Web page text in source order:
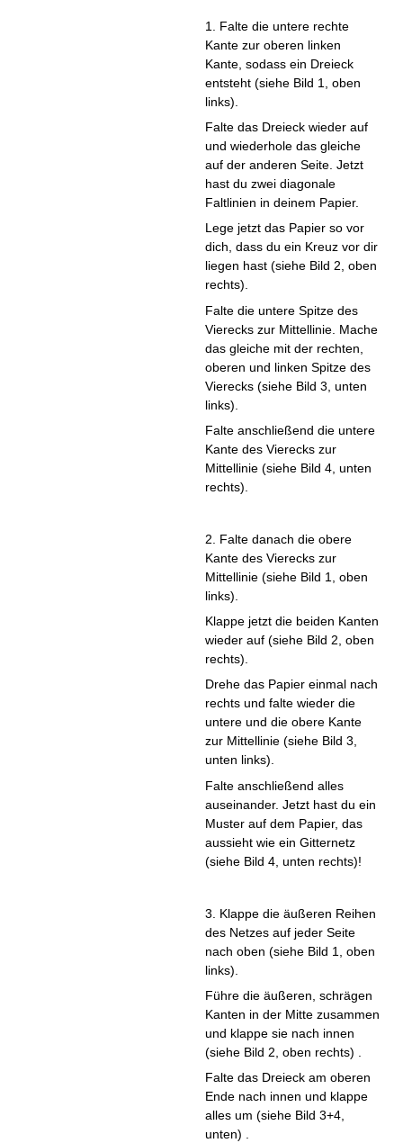
1. Falte die untere rechte
Kante zur oberen linken
Kante, sodass ein Dreieck
entsteht (siehe Bild 1, oben
links).
Falte das Dreieck wieder auf
und wiederhole das gleiche
auf der anderen Seite. Jetzt
hast du zwei diagonale
Faltlinien in deinem Papier.
Lege jetzt das Papier so vor
dich, dass du ein Kreuz vor dir
liegen hast (siehe Bild 2, oben
rechts).
Falte die untere Spitze des
Vierecks zur Mittellinie. Mache
das gleiche mit der rechten,
oberen und linken Spitze des
Vierecks (siehe Bild 3, unten
links).
Falte anschließend die untere
Kante des Vierecks zur
Mittellinie (siehe Bild 4, unten
rechts).
2. Falte danach die obere
Kante des Vierecks zur
Mittellinie (siehe Bild 1, oben
links).
Klappe jetzt die beiden Kanten
wieder auf (siehe Bild 2, oben
rechts).
Drehe das Papier einmal nach
rechts und falte wieder die
untere und die obere Kante
zur Mittellinie (siehe Bild 3,
unten links).
Falte anschließend alles
auseinander. Jetzt hast du ein
Muster auf dem Papier, das
aussieht wie ein Gitternetz
(siehe Bild 4, unten rechts)!
3. Klappe die äußeren Reihen
des Netzes auf jeder Seite
nach oben (siehe Bild 1, oben
links).
Führe die äußeren, schrägen
Kanten in der Mitte zusammen
und klappe sie nach innen
(siehe Bild 2, oben rechts) .
Falte das Dreieck am oberen
Ende nach innen und klappe
alles um (siehe Bild 3+4,
unten) .